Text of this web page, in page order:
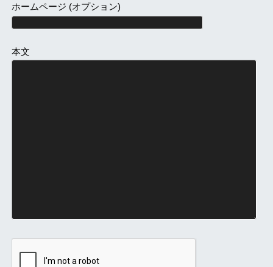
ホームページ (オプション)
本文